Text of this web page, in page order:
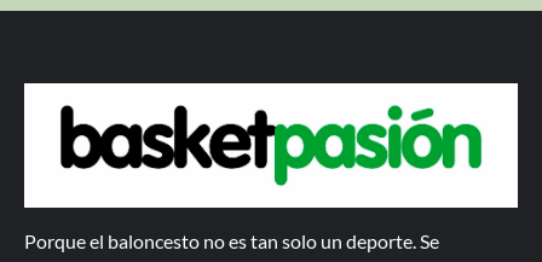
Porque el baloncesto no es tan solo un deporte. Se